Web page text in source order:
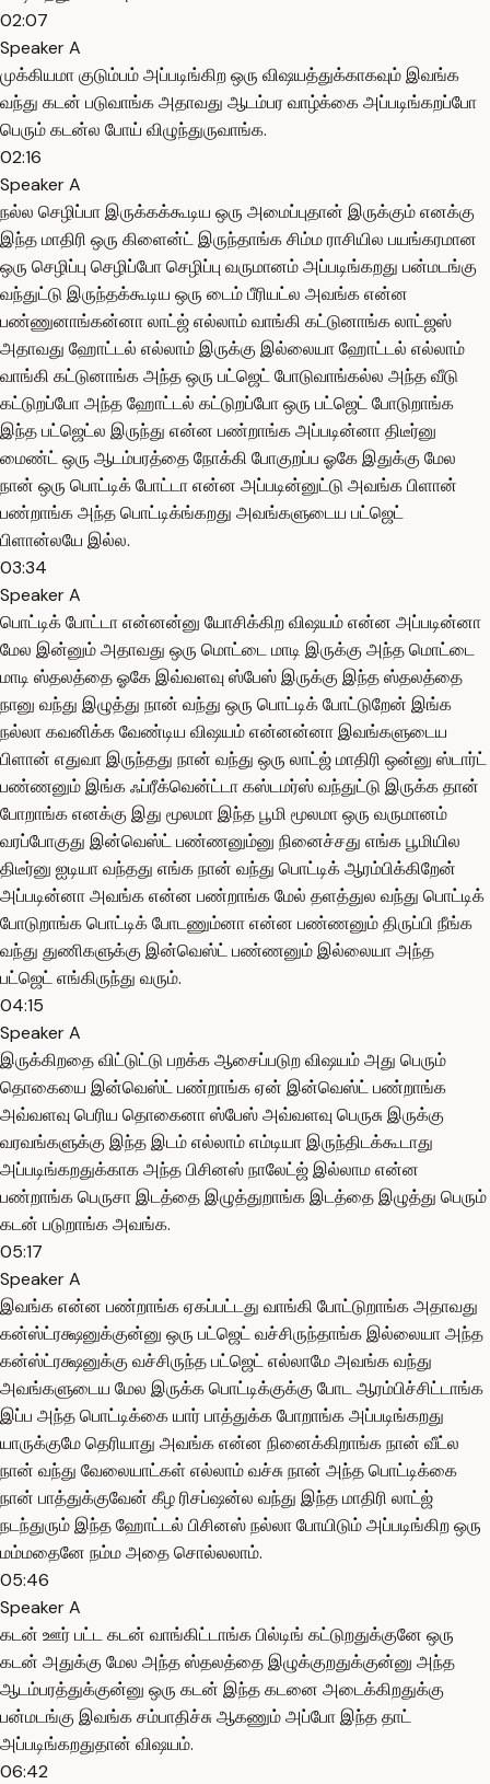
02:07
Speaker A
முக்கியமா குடும்பம் அப்படிங்கிற ஒரு விஷயத்துக்காகவும் இவங்க
வந்து கடன் படுவாங்க அதாவது ஆடம்பர வாழ்க்கை அப்படிங்கறப்போ
பெரும் கடன்ல போய் விழுந்துருவாங்க.
02:16
Speaker A
நல்ல செழிப்பா இருக்கக்கூடிய ஒரு அமைப்புதான் இருக்கும் எனக்கு
இந்த மாதிரி ஒரு கிளைன்ட் இருந்தாங்க சிம்ம ராசியில பயங்கரமான
ஒரு செழிப்பு செழிப்போ செழிப்பு வருமானம் அப்படிங்கறது பன்மடங்கு
வந்துட்டு இருந்தக்கூடிய ஒரு டைம் பீரியட்ல அவங்க என்ன
பண்ணுனாங்கன்னா லாட்ஜ் எல்லாம் வாங்கி கட்டுனாங்க லாட்ஜஸ்
அதாவது ஹோட்டல் எல்லாம் இருக்கு இல்லையா ஹோட்டல் எல்லாம்
வாங்கி கட்டுனாங்க அந்த ஒரு பட்ஜெட் போடுவாங்கல்ல அந்த வீடு
கட்டுறப்போ அந்த ஹோட்டல் கட்டுறப்போ ஒரு பட்ஜெட் போடுறாங்க
இந்த பட்ஜெட்ல இருந்து என்ன பண்றாங்க அப்படின்னா திடீர்னு
மைண்ட் ஒரு ஆடம்பரத்தை நோக்கி போகுறப்ப ஓகே இதுக்கு மேல
நான் ஒரு பொட்டிக் போட்டா என்ன அப்படின்னுட்டு அவங்க பிளான்
பண்றாங்க அந்த பொட்டிக்ங்கறது அவங்களுடைய பட்ஜெட்
பிளான்லயே இல்ல.
03:34
Speaker A
பொட்டிக் போட்டா என்னன்னு யோசிக்கிற விஷயம் என்ன அப்படின்னா
மேல இன்னும் அதாவது ஒரு மொட்டை மாடி இருக்கு அந்த மொட்டை
மாடி ஸ்தலத்தை ஓகே இவ்வளவு ஸ்பேஸ் இருக்கு இந்த ஸ்தலத்தை
நானு வந்து இழுத்து நான் வந்து ஒரு பொட்டிக் போட்டுறேன் இங்க
நல்லா கவனிக்க வேண்டிய விஷயம் என்னன்னா இவங்களுடைய
பிளான் எதுவா இருந்தது நான் வந்து ஒரு லாட்ஜ் மாதிரி ஒன்னு ஸ்டார்ட்
பண்ணனும் இங்க ஃப்ரீக்வென்ட்டா கஸ்டமர்ஸ் வந்துட்டு இருக்க தான்
போறாங்க எனக்கு இது மூலமா இந்த பூமி மூலமா ஒரு வருமானம்
வரப்போகுது இன்வெஸ்ட் பண்ணனும்னு நினைச்சது எங்க பூமியில
திடீர்னு ஐடியா வந்தது எங்க நான் வந்து பொட்டிக் ஆரம்பிக்கிறேன்
அப்படின்னா அவங்க என்ன பண்றாங்க மேல் தளத்துல வந்து பொட்டிக்
போடுறாங்க பொட்டிக் போடணும்னா என்ன பண்ணனும் திருப்பி நீங்க
வந்து துணிகளுக்கு இன்வெஸ்ட் பண்ணனும் இல்லையா அந்த
பட்ஜெட் எங்கிருந்து வரும்.
04:15
Speaker A
இருக்கிறதை விட்டுட்டு பறக்க ஆசைப்படுற விஷயம் அது பெரும்
தொகையை இன்வெஸ்ட் பண்றாங்க ஏன் இன்வெஸ்ட் பண்றாங்க
அவ்வளவு பெரிய தொகைனா ஸ்பேஸ் அவ்வளவு பெருசு இருக்கு
வரவங்களுக்கு இந்த இடம் எல்லாம் எம்டியா இருந்திடக்கூடாது
அப்படிங்கறதுக்காக அந்த பிசினஸ் நாலேட்ஜ் இல்லாம என்ன
பண்றாங்க பெருசா இடத்தை இழுத்துறாங்க இடத்தை இழுத்து பெரும்
கடன் படுறாங்க அவங்க.
05:17
Speaker A
இவங்க என்ன பண்றாங்க ஏகப்பட்டது வாங்கி போட்டுறாங்க அதாவது
கன்ஸ்ட்ரக்ஷனுக்குன்னு ஒரு பட்ஜெட் வச்சிருந்தாங்க இல்லையா அந்த
கன்ஸ்ட்ரக்ஷனுக்கு வச்சிருந்த பட்ஜெட் எல்லாமே அவங்க வந்து
அவங்களுடைய மேல இருக்க பொட்டிக்குக்கு போட ஆரம்பிச்சிட்டாங்க
இப்ப அந்த பொட்டிக்கை யார் பாத்துக்க போறாங்க அப்படிங்கறது
யாருக்குமே தெரியாது அவங்க என்ன நினைக்கிறாங்க நான் வீட்ல
நான் வந்து வேலையாட்கள் எல்லாம் வச்சு நான் அந்த பொட்டிக்கை
நான் பாத்துக்குவேன் கீழ ரிசப்ஷன்ல வந்து இந்த மாதிரி லாட்ஜ்
நடந்துரும் இந்த ஹோட்டல் பிசினஸ் நல்லா போயிடும் அப்படிங்கிற ஒரு
மம்மதைனே நம்ம அதை சொல்லலாம்.
05:46
Speaker A
கடன் ஊர் பட்ட கடன் வாங்கிட்டாங்க பில்டிங் கட்டுறதுக்குனே ஒரு
கடன் அதுக்கு மேல அந்த ஸ்தலத்தை இழுக்குறதுக்குன்னு அந்த
ஆடம்பரத்துக்குன்னு ஒரு கடன் இந்த கடனை அடைக்கிறதுக்கு
பன்மடங்கு இவங்க சம்பாதிச்சு ஆகணும் அப்போ இந்த தாட்
அப்படிங்கறதுதான் விஷயம்.
06:42